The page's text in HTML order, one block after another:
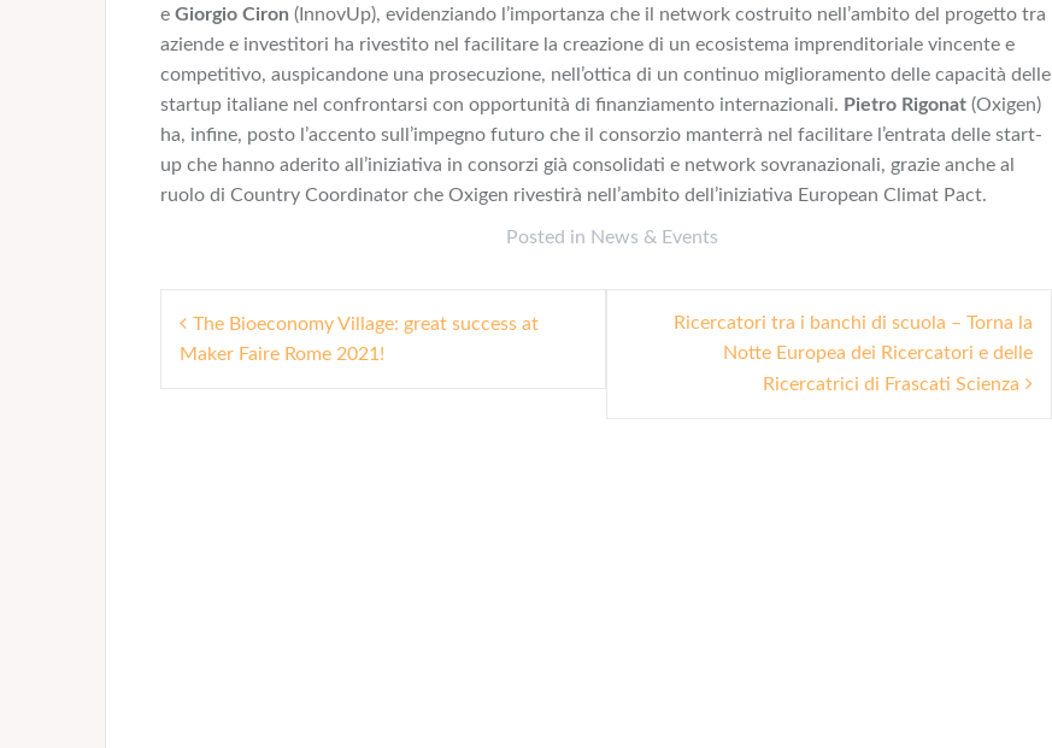
e Giorgio Ciron (InnovUp), evidenziando l’importanza che il network costruito nell’ambito del progetto tra
aziende e investitori ha rivestito nel facilitare la creazione di un ecosistema imprenditoriale vincente e
competitivo, auspicandone una prosecuzione, nell’ottica di un continuo miglioramento delle capacità delle
startup italiane nel confrontarsi con opportunità di finanziamento internazionali. Pietro Rigonat (Oxigen)
ha, infine, posto l’accento sull’impegno futuro che il consorzio manterrà nel facilitare l’entrata delle start-
up che hanno aderito all’iniziativa in consorzi già consolidati e network sovranazionali, grazie anche al
ruolo di Country Coordinator che Oxigen rivestirà nell’ambito dell’iniziativa European Climat Pact.
Posted in News & Events
P The Bioeconomy Village: great success at
Maker Faire Rome 2021!
Ricercatori tra i banchi di scuola – Torna la
Notte Europea dei Ricercatori e delle
Ricercatrici di Frascati Scienza